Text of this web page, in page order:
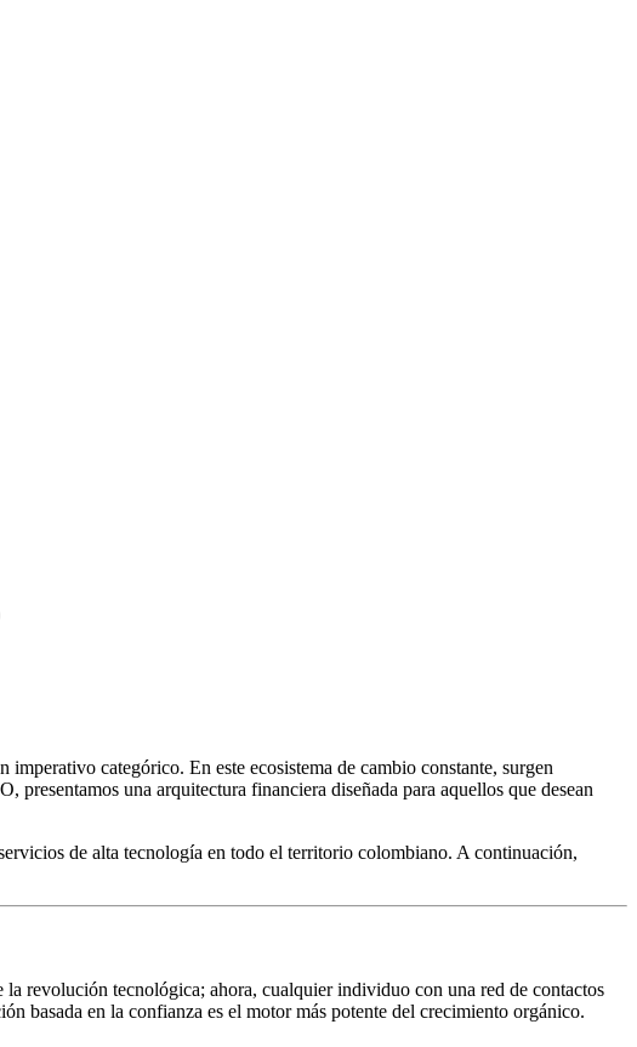
categórico. En este ecosistema de cambio constante, surgen
presentamos una arquitectura financiera diseñada para aquellos que desean
de alta tecnología en todo el territorio colombiano. A continuación,
revolución tecnológica; ahora, cualquier individuo con una red de contactos
basada en la confianza es el motor más potente del crecimiento orgánico.